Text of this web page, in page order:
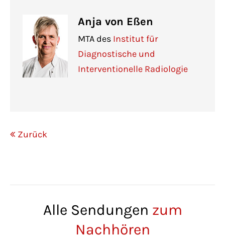
Anja von Eßen
MTA des Institut für
Diagnostische und
Interventionelle Radiologie
Zurück
Alle Sendungen zum
Nachhören